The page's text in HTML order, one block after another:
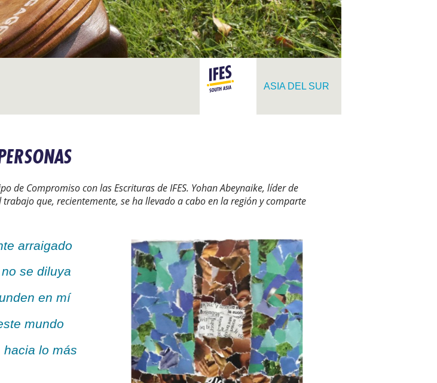
ASIA DEL SUR
de Compromiso con las Escrituras de IFES. Yohan Abeynaike, líder de
que, recientemente, se ha llevado a cabo en la región y comparte
arraigado
se diluya
en mí
mundo
hacia lo más